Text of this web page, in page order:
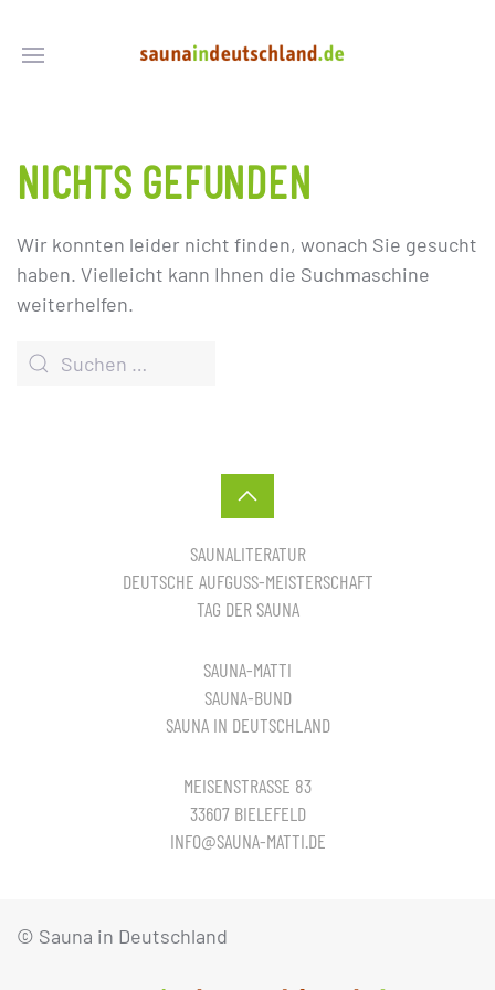
NICHTS GEFUNDEN
Wir konnten leider nicht finden, wonach Sie gesucht
haben. Vielleicht kann Ihnen die Suchmaschine
weiterhelfen.
SAUNALITERATUR
DEUTSCHE AUFGUSS-MEISTERSCHAFT
TAG DER SAUNA
SAUNA-MATTI
SAUNA-BUND
SAUNA IN DEUTSCHLAND
MEISENSTRASSE 83
33607 BIELEFELD
INFO@SAUNA-MATTI.DE
© Sauna in Deutschland